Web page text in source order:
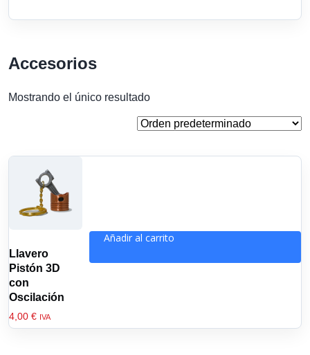
Accesorios
Mostrando el único resultado
Llavero
Pistón 3D
con
Oscilación
4,00 € IVA
Añadir al carrito